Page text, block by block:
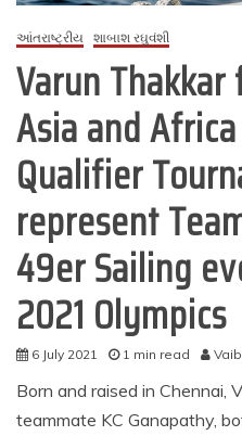
રોજ
સ્વાગત
આંતરાષ્ટ્રીય શાબાશ રઘુવંશી
Varun
Asia and
Qualifier
represent
49er Sailing
2021 Olympics
6 July 2021 1 min read
Born and raised in Chennai,
teammate KC Ganapathy,